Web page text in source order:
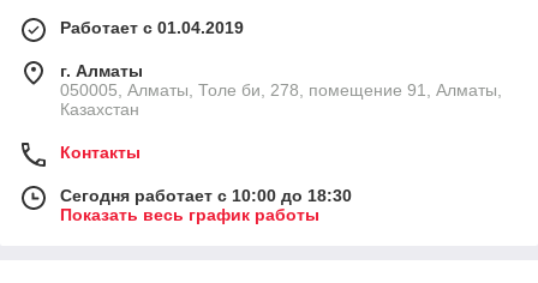
Работает с 01.04.2019
г. Алматы
050005, Алматы, Толе би, 278, помещение 91, Алматы,
Казахстан
Контакты
Сегодня работает с 10:00 до 18:30
Показать весь график работы